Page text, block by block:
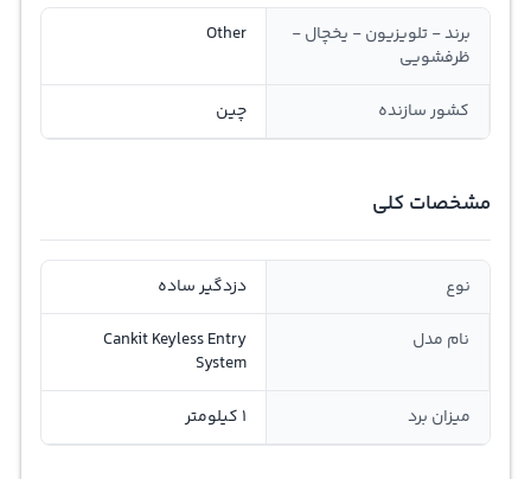
برند - تلویزیون - یخچال -
ظرفشویی
Other
کشور سازنده چین
مشخصات کلی
نوع دزدگیر ساده
نام مدل
Cankit Keyless Entry
System
میزان برد 1 کیلومتر